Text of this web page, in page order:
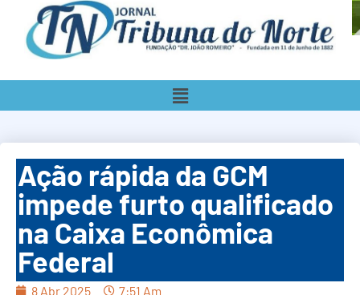
Ação rápida da GCM
impede furto qualificado
na Caixa Econômica
Federal
8 Abr 2025 7:51 Am